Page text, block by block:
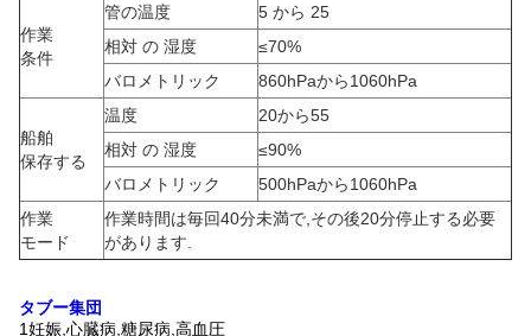
作業
条件
管の温度
5 から 25
相対 の 湿度
≤70%
バロメトリック
860hPaから1060hPa
船舶
保存する
温度
20から55
相対 の 湿度
≤90%
バロメトリック
500hPaから1060hPa
作業
モード
作業時間は毎回40分未満で,その後20分停止する必要
があります.
タブー集団
1妊娠,心臓病,糖尿病,高血圧